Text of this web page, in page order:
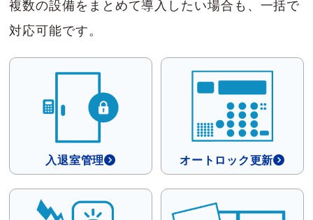
複数の設備をまとめて導入したい場合も、一括で
対応可能です。
入退室管理 オートロック更新